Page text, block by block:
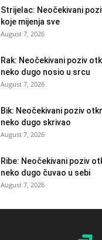
Strijelac: Neočekivani
koje mijenja sve
August 7, 2026
Rak: Neočekivani poziv
neko dugo nosio u srcu
August 7, 2026
Bik: Neočekivani poziv
neko dugo skrivao
August 7, 2026
Ribe: Neočekivani poziv
neko dugo čuvao u sebi
August 7, 2026